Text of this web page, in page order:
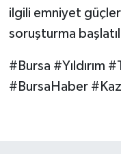
ilgili emniyet
soruşturma
#Bursa #Yıldırım
#BursaHaber